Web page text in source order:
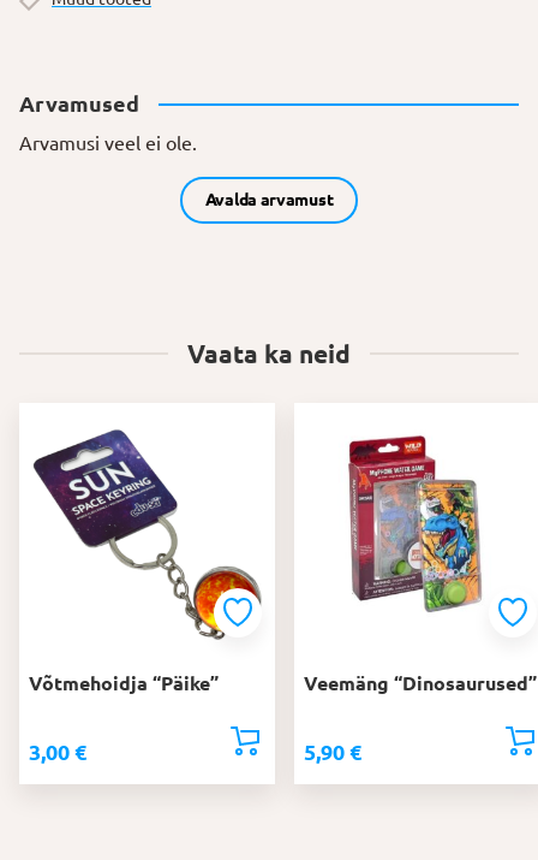
Arvamused
Arvamusi veel ei ole.
Avalda arvamust
Vaata ka neid
Võtmehoidja “Päike”
3,00 €
Veemäng “Dinosaurused”
5,90 €